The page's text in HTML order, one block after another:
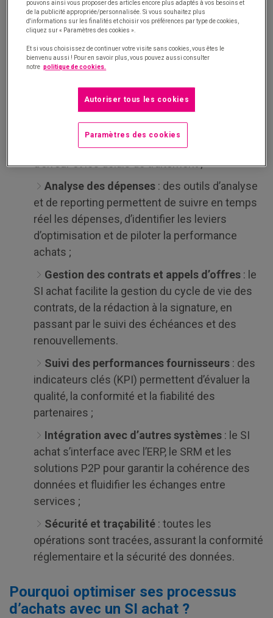
Centralisation des données: toutes les
informations achats, fournisseurs, contrats et
dans une seule plateforme, facilitant l’accès et
la gestion ;
Automatisation des processus
répétitives (validation des demandes, émission
des commandes, rapprochement des factures)
sont automatisées, réduisant les risques
d’erreur et les délais de traitement ;
Analyse des dépenses : des outils d’analyse
et de reporting permettent de suivre en temps
réel les dépenses, d’identifier les leviers
d’optimisation et de piloter la performance
achats ;
Gestion des contrats et appels d’offres : le
SI achat facilite la gestion du cycle de vie des
contrats, de la rédaction à la signature, en
passant par le suivi des échéances et des
renouvellements.
Suivi des performances fournisseurs : des
indicateurs clés (KPI) permettent d’évaluer la
qualité, la conformité et la fiabilité des
partenaires ;
Intégration avec d’autres systèmes : le SI
achat s’interface avec l’ERP, le SRM et les
solutions P2P pour garantir la cohérence des
données et fluidifier les échanges entre
services ;
Sécurité et traçabilité : toutes les
opérations sont tracées, assurant la conformité
réglementaire et la sécurité des données.
Pourquoi optimiser ses processus
d’achats avec un SI achat ?
pouvons ainsi vous proposer des articles encore plus adaptés à vos besoins et
de la publicité appropriée/personnalisée. Si vous souhaitez plus
d'informations sur les finalités et choisir vos préférences par type de cookies,
cliquez sur « Paramètres des cookies ».
Et si vous choisissez de continuer votre visite sans cookies, vous êtes le
bienvenu aussi ! Pour en savoir plus, vous pouvez aussi consulter
notre politique de cookies.
Autoriser tous les cookies
Paramètres des cookies